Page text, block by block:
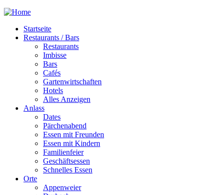
Startseite
Restaurants / Bars
Restaurants
Imbisse
Bars
Cafés
Gartenwirtschaften
Hotels
Alles Anzeigen
Anlass
Dates
Pärchenabend
Essen mit Freunden
Essen mit Kindern
Familienfeier
Geschäftsessen
Schnelles Essen
Orte
Appenweier